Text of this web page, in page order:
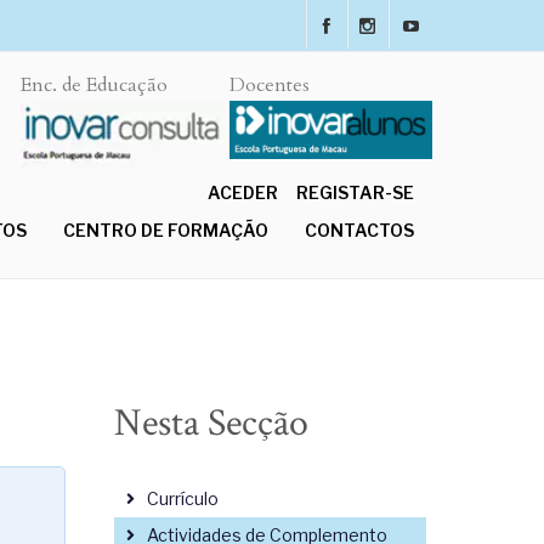
Docentes
Enc. de Educação
ACEDER
REGISTAR-SE
CENTRO DE FORMAÇÃO CONTACTOS
Nesta Secção
Currículo
Actividades de Complemento